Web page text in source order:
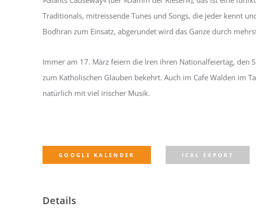
Traditionals, mitreissende Tunes und Songs, die jeder kennt
Bodhran zum Einsatz, abgerundet wird das Ganze durch
Immer am 17. März feiern die Iren ihren Nationalfeiertag, den
zum Katholischen Glauben bekehrt. Auch im Cafe Walden im
natürlich mit viel irischer Musik.
GOOGLE KALENDER ICAL EXPORT
Details